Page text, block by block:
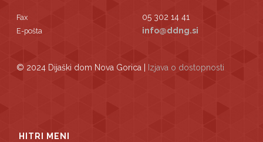
Fax 05 302 14 41
E-pošta info@ddng.si
© 2024 Dijaški dom Nova Gorica | Izjava o dostopnosti
HITRI MENI